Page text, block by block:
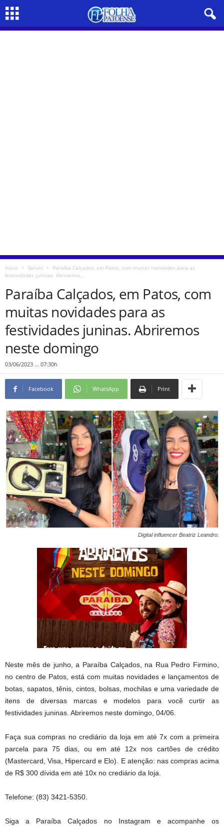
Início Gerais
Paraíba Calçados, em Patos, com muitas novidades para as
festividades juninas. Abriremos...
Paraíba Calçados, em Patos, com
muitas novidades para as
festividades juninas. Abriremos
neste domingo
03/06/2023 ... 07:30h
Facebook WhatsApp Print
Digital influencer Beatriz Leandro.
Neste mês de junho, a Paraíba Calçados, na Rua Pedro Firmino,
no centro de Patos, está com muitas novidades e lançamentos de
botas, sapatos, tênis, cintos, bolsas, mochilas e uma variedade de
itens de diversas marcas e modelos para você curtir as
festividades juninas. Abriremos neste domingo, 04/06.
Faça sua compras no crediário da loja em até 7x com a primeira
parcela para 75 dias, ou em até 12x nos cartões de crédito
(Mastercard, Visa, Hipercard e Elo). E atenção: nas compras acima
de R$ 300 dívida em até 10x no crediário da loja.
Telefone: (83) 3421-5350.
Siga a Paraíba Calçados no Instagram e acompanhe os